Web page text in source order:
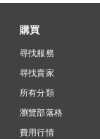
購買
尋找服務
尋找賣家
所有分類
瀏覽部落格
費用行情